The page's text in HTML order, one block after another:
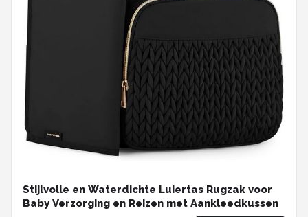
Stijlvolle en Waterdichte Luiertas Rugzak voor
Baby Verzorging en Reizen met Aankleedkussen